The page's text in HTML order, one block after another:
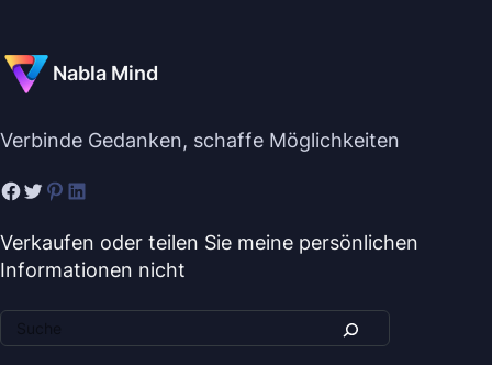
Nabla Mind
Verbinde Gedanken, schaffe Möglichkeiten
Verkaufen oder teilen Sie meine persönlichen
Informationen nicht